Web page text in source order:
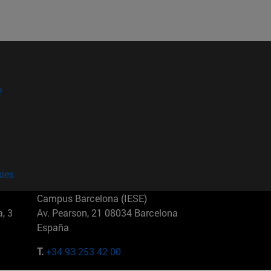
3
Campus Barcelona (IESE)
Av. Pearson, 21 08034 Barcelona
España
T.+34 93 253 42 00